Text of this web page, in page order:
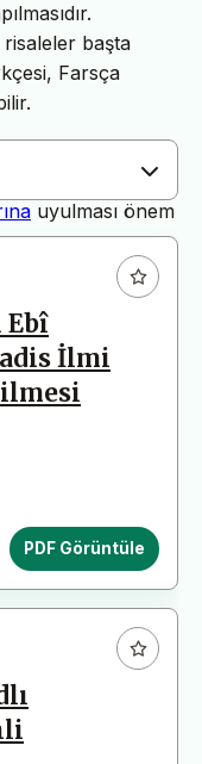
risaleler başta
Farsça
ve sağlıklı
uyulması önem
alınmadan iade
yüklemeden
uygun olarak
Gün)
Ebî
İlmi
PDF Görüntüle